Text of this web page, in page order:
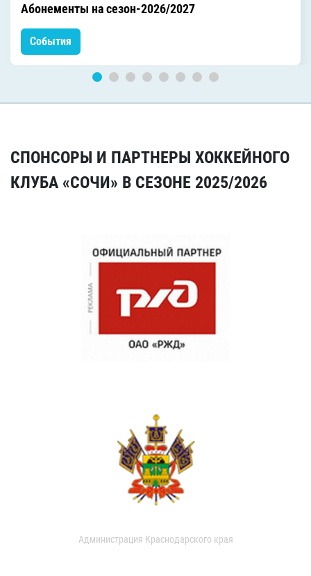
Абонементы на сезон-2026/2027
События
СПОНСОРЫ И ПАРТНЕРЫ ХОККЕЙНОГО
КЛУБА «СОЧИ» В СЕЗОНЕ 2025/2026
Администрация Краснодарского края